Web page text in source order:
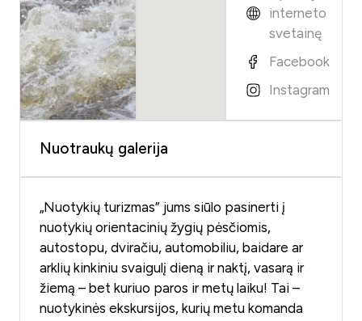
interneto
svetainę
Facebook
Instagram
Nuotraukų galerija
„Nuotykių turizmas” jums siūlo pasinerti į
nuotykių orientacinių žygių pėsčiomis,
autostopu, dviračiu, automobiliu, baidare ar
arklių kinkiniu svaigulį dieną ir naktį, vasarą ir
žiemą – bet kuriuo paros ir metų laiku! Tai –
nuotykinės ekskursijos, kurių metu komanda